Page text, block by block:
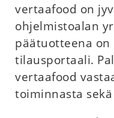
vertaafood on
ohjelmistoalan
päätuotteena
tilausportaali.
vertaafood
toiminnasta